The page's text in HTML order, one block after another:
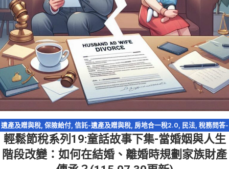
遺產及贈與稅, 保險給付, 信託-遺產及贈與稅, 房地合一稅2.0 民法, 稅務問答-
遺產及贈與稅,資產傳承, 輕鬆節稅,農地,遺產特留分,配偶剩餘財產差額分配
請求權,閉鎖型股份有限公司
輕鬆節稅系列19:童話故事下集-當婚姻與人生
階段改變：如何在結婚、離婚時規劃家族財產